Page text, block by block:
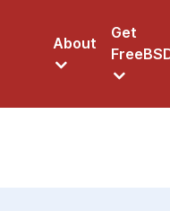
About
Get